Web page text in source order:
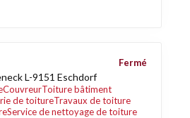
L-9151 Eschdorf
CouvreurToiture bâtiment
de toitureTravaux de toiture
Service de nettoyage de toiture
Fermé